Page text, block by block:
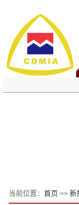
当前位置： 首页 >> 新